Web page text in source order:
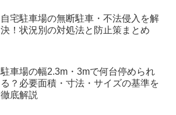
自宅駐車場の無断駐車・不法侵入を解
決！状況別の対処法と防止策まとめ
駐車場の幅2.3m・3mで何台停められ
る？必要面積・寸法・サイズの基準を
徹底解説